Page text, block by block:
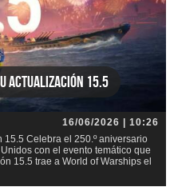
actualización 15.5
16/06/2026 | 10:26
Celebra el 250.º aniversario
con el evento temático que
15.5 trae a World of Warships el